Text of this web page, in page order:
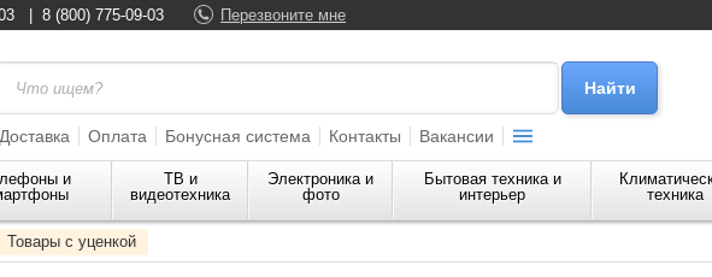
8 (800) 775-09-03 Перезвоните мне
Доставка Оплата Бонусная система Контакты Вакансии
и
ТВ и
видеотехника
Электроника и
фото
Бытовая техника и
интерьер
техника
Товары с уценкой